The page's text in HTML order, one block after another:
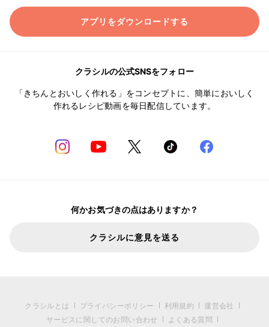
アプリをダウンロードする
クラシルの公式SNSをフォロー
「きちんとおいしく作れる」をコンセプトに、簡単においしく
作れるレシピ動画を毎日配信しています。
何かお気づきの点はありますか？
クラシルに意見を送る
クラシルとは プライバシーポリシー 利用規約
運営会社
サービスに関してのお問い合わせ
よくある質問